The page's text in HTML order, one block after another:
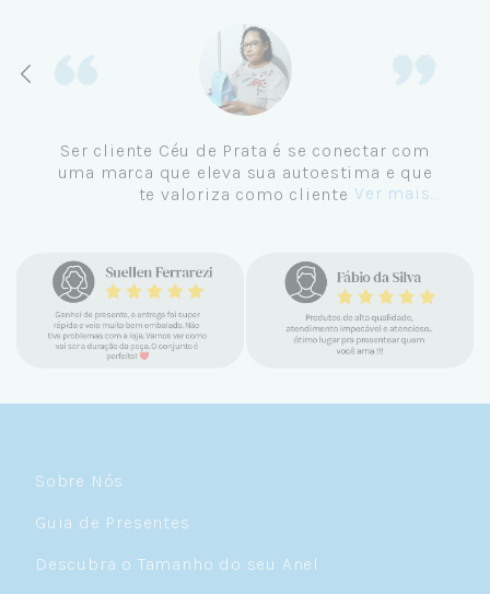
Ser cliente Céu de Prata é se conectar com
uma marca que eleva sua autoestima e que
te valoriza como cliente. Ver mais...
Sobre Nós
Guia de Presentes
Descubra o Tamanho do seu Anel